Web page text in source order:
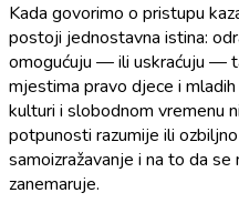
Kada govorimo o pristupu
postoji jednostavna istina:
omogućuju — ili uskraćuju —
mjestima pravo djece i
kulturi i slobodnom vremenu
potpunosti razumije ili
samoizražavanje i na to da
zanemaruje.